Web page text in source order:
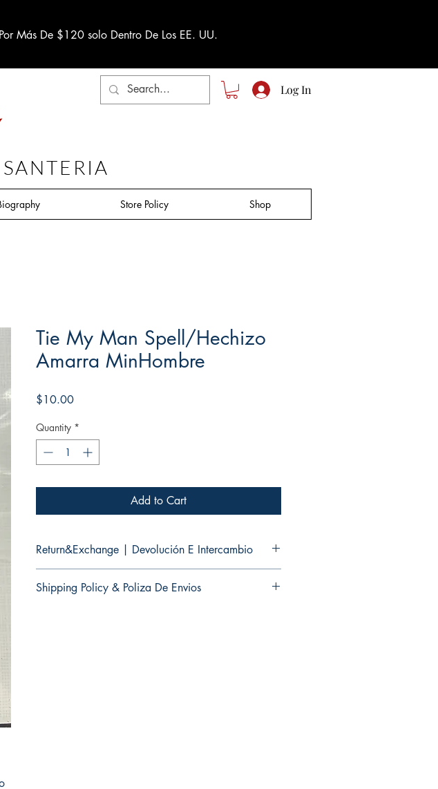
Más De $120 solo Dentro De Los EE. UU.
Log In
Store Policy Shop
Tie My Man Spell/Hechizo
Amarra MinHombre
$10.00Price
Quantity *
Add to Cart
Return&Exchange | Devolución E Intercambio
No hay devoluciones ni cambios en ninguno de mis
Shipping Policy & Poliza De Envios